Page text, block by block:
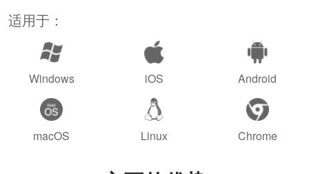
适用于：
Windows iOS Android
macOS Linux Chrome